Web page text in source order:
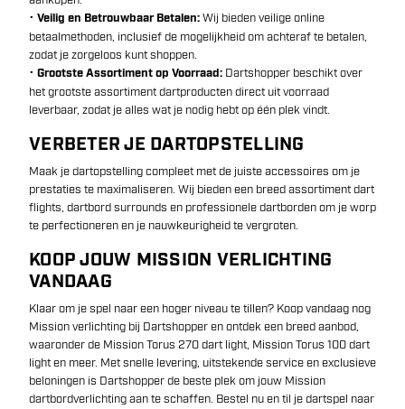
• Veilig en Betrouwbaar Betalen:Wij bieden veilige online
betaalmethoden, inclusief de mogelijkheid om achteraf te betalen,
zodat je zorgeloos kunt shoppen.
• Grootste Assortiment op Voorraad: Dartshopper beschikt over
het grootste assortiment dartproducten direct uit voorraad
leverbaar, zodat je alles wat je nodig hebt op één plek vindt.
VERBETER JE DARTOPSTELLING
Maak je dartopstelling compleet met de juiste accessoires om je
prestaties te maximaliseren. Wij bieden een breed assortiment dart
flights, dartbord surrounds en professionele dartborden om je worp
te perfectioneren en je nauwkeurigheid te vergroten.
KOOP JOUW MISSION VERLICHTING
VANDAAG
Klaar om je spel naar een hoger niveau te tillen? Koop vandaag nog
Mission verlichting bij Dartshopper en ontdek een breed aanbod,
waaronder de Mission Torus 270 dart light, Mission Torus 100 dart
light en meer. Met snelle levering, uitstekende service en exclusieve
beloningen is Dartshopper de beste plek om jouw Mission
dartbordverlichting aan te schaffen. Bestel nu en til je dartspel naar